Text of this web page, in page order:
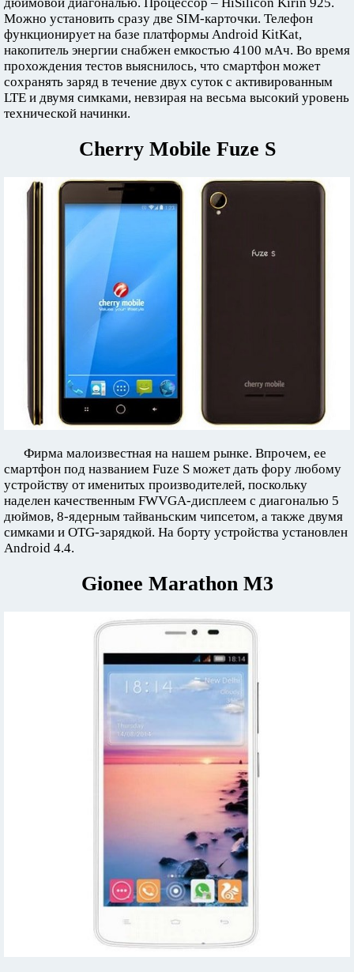
Можно установить сразу две SIM-карточки. Телефон
функционирует на базе платформы Android KitKat,
накопитель энергии снабжен емкостью 4100 мАч. Во время
прохождения тестов выяснилось, что смартфон может
сохранять заряд в течение двух суток с активированным
LTE и двумя симками, невзирая на весьма высокий уровень
технической начинки.
Cherry Mobile Fuze S
Фирма малоизвестная на нашем рынке. Впрочем, ее
смартфон под названием Fuze S может дать фору любому
устройству от именитых производителей, поскольку
наделен качественным FWVGA-дисплеем с диагональю 5
дюймов, 8-ядерным тайваньским чипсетом, а также двумя
симками и OTG-зарядкой. На борту устройства установлен
Android 4.4.
Gionee Marathon M3